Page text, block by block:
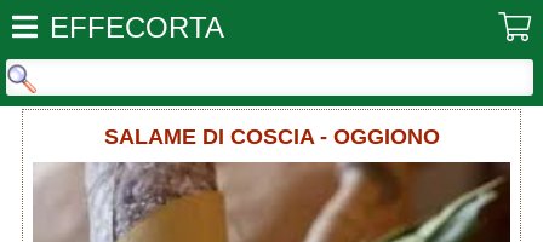
EFFECORTA
SALAME DI COSCIA - OGGIONO